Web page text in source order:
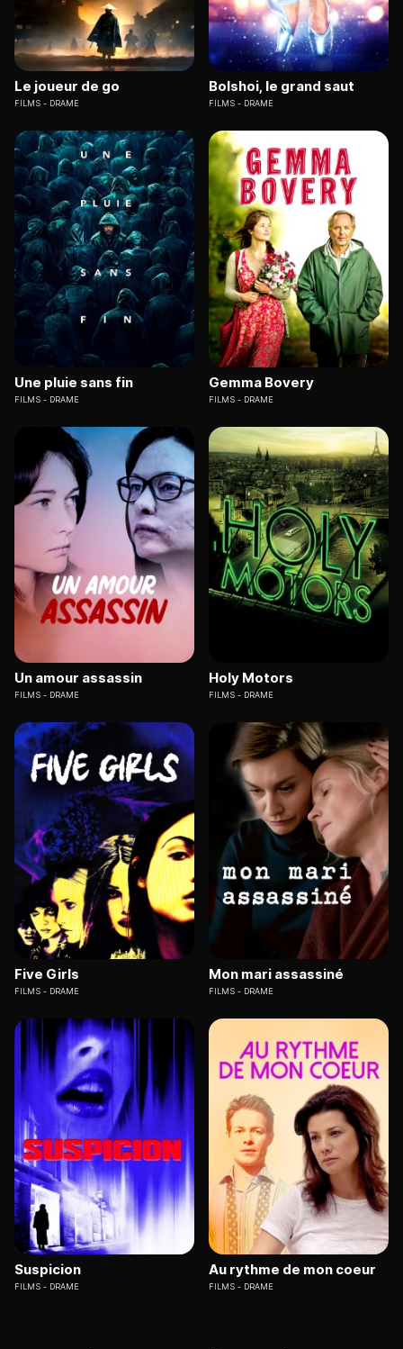
Le joueur de go
FILMS DRAME
Bolshoi, le grand saut
FILMS DRAME
Une pluie sans fin
FILMS DRAME
Gemma Bovery
FILMS DRAME
Un amour assassin
FILMS DRAME
Holy Motors
FILMS DRAME
Five Girls
FILMS DRAME
Mon mari assassiné
FILMS DRAME
Suspicion
FILMS DRAME
Au rythme de mon coeur
FILMS DRAME